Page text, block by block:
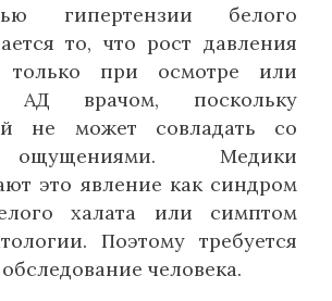
гипертензии белого
то, что рост давления
только при осмотре или
АД врачом, поскольку
не может совладать со
Медики
это явление как синдром
халата или симптом
Поэтому требуется
человека.